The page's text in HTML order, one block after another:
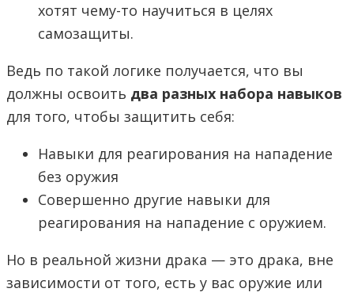
хотят чему-то научиться в целях
самозащиты.
Ведь по такой логике получается, что вы
должны освоить два разных набора навыков
для того, чтобы защитить себя:
Навыки для реагирования на нападение
без оружия
Совершенно другие навыки для
реагирования на нападение с оружием.
Но в реальной жизни драка — это драка, вне
зависимости от того, есть у вас оружие или